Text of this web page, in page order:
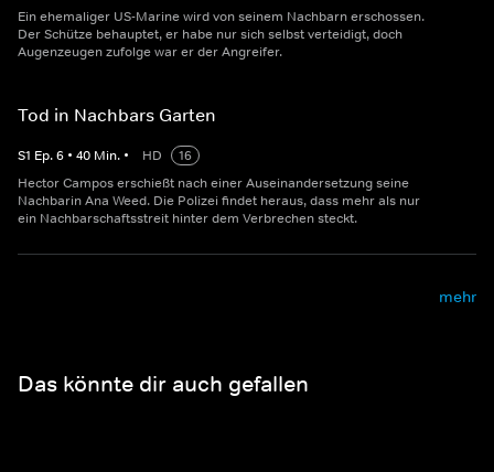
Ein ehemaliger US-Marine wird von seinem Nachbarn erschossen.
Der Schütze behauptet, er habe nur sich selbst verteidigt, doch
Augenzeugen zufolge war er der Angreifer.
Tod in Nachbars Garten
S1 Ep.6 • 40 Min. • HD
16
Hector Campos erschießt nach einer Auseinandersetzung seine
Nachbarin Ana Weed. Die Polizei findet heraus, dass mehr als nur
ein Nachbarschaftsstreit hinter dem Verbrechen steckt.
mehr
Das könnte dir auch gefallen